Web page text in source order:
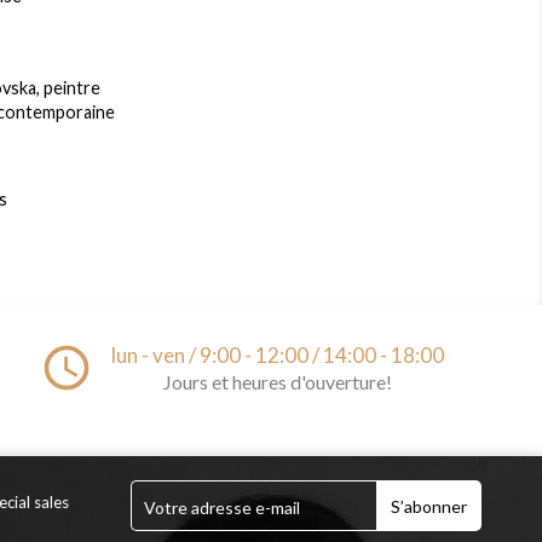
peintre
access_time lun - ven / 9:00 - 12:00 / 14:00 - 18:00
Jours et heures d'ouverture!
sales